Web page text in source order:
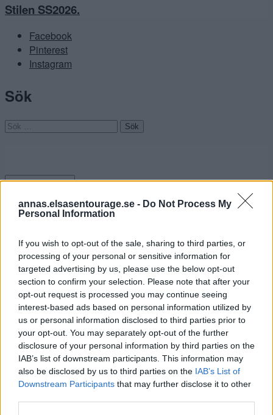
annas.elsasentourage.se - Do Not Process My
Personal Information
If you wish to opt-out of the sale, sharing to third parties, or
processing of your personal or sensitive information for
targeted advertising by us, please use the below opt-out
section to confirm your selection. Please note that after your
opt-out request is processed you may continue seeing
interest-based ads based on personal information utilized by
us or personal information disclosed to third parties prior to
your opt-out. You may separately opt-out of the further
disclosure of your personal information by third parties on the
IAB’s list of downstream participants. This information may
also be disclosed by us to third parties on the IAB’s List of
Downstream Participants that may further disclose it to other
Stilen SS2026.
Facebook
Pinterest
Instagram
Sök
Sök
Arkiv
Category
Privacy & cookies